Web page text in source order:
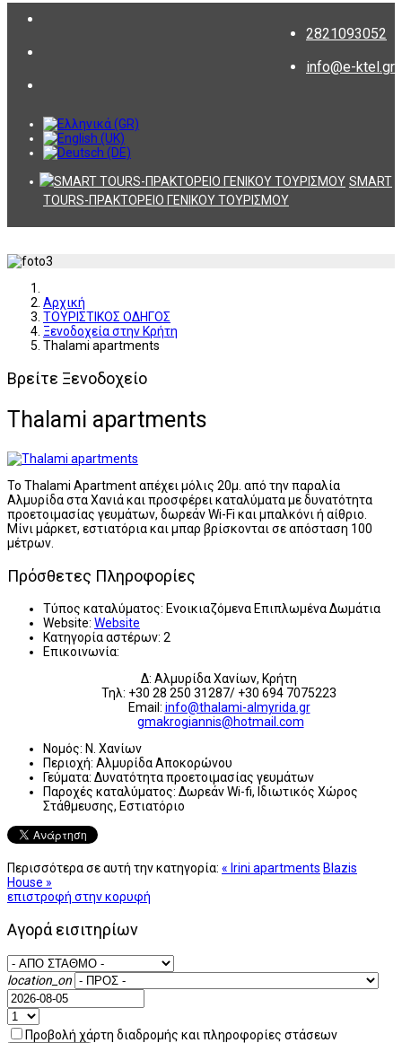
2821093052
info@e-ktel.gr
SMART
TOURS-ΠΡΑΚΤΟΡΕΙΟ ΓΕΝΙΚΟΥ ΤΟΥΡΙΣΜΟΥ
Αρχική
ΤΟΥΡΙΣΤΙΚΟΣ ΟΔΗΓΟΣ
Ξενοδοχεία στην Κρήτη
Thalami apartments
Βρείτε Ξενοδοχείο
Thalami apartments
To Thalami Apartment απέχει μόλις 20μ. από την παραλία
Αλμυρίδα στα Χανιά και προσφέρει καταλύματα με δυνατότητα
προετοιμασίας γευμάτων, δωρεάν Wi-Fi και μπαλκόνι ή αίθριο.
Μίνι μάρκετ, εστιατόρια και μπαρ βρίσκονται σε απόσταση 100
μέτρων.
Πρόσθετες Πληροφορίες
Τύπος καταλύματος: Ενοικιαζόμενα Επιπλωμένα Δωμάτια
Website: Website
Κατηγορία αστέρων: 2
Επικοινωνία:
Δ: Αλμυρίδα Χανίων, Κρήτη
Τηλ: +30 28 250 31287/ +30 694 7075223
Email: info@thalami-almyrida.gr
gmakrogiannis@hotmail.com
Νομός: Ν. Χανίων
Περιοχή: Αλμυρίδα Αποκορώνου
Γεύματα: Δυνατότητα προετοιμασίας γευμάτων
Παροχές καταλύματος: Δωρεάν Wi-fi, Ιδιωτικός Χώρος
Στάθμευσης, Εστιατόριο
Περισσότερα σε αυτή την κατηγορία: « Irini apartments Blazis
House »
επιστροφή στην κορυφή
Αγορά εισιτηρίων
location_on
Προβολή χάρτη διαδρομής και πληροφορίες στάσεων